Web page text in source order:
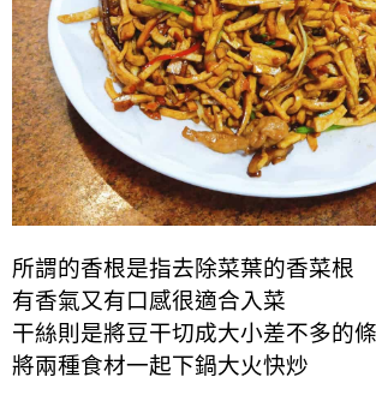
所謂的香根是指去除菜葉的香菜根
有香氣又有口感很適合入菜
干絲則是將豆干切成大小差不多的
將兩種食材一起下鍋大火快炒